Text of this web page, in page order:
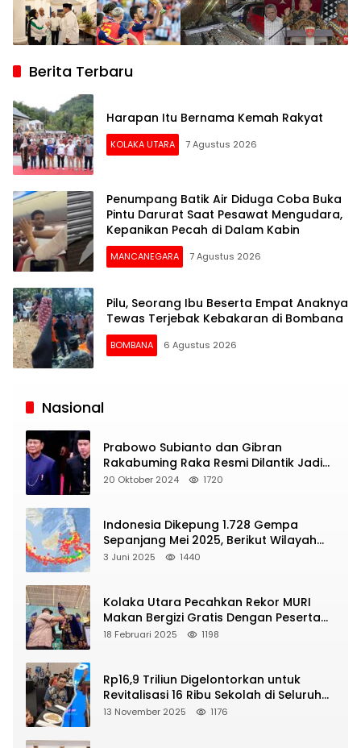
Berita Terbaru
Harapan Itu Bernama Kemah Rakyat
KOLAKA UTARA 7 Agustus 2026
Penumpang Batik Air Diduga Coba Buka
Pintu Darurat Saat Pesawat Mengudara,
Kepanikan Pecah di Dalam Kabin
MANCANEGARA 7 Agustus 2026
Pilu, Seorang Ibu Beserta Empat Anaknya
Tewas Terjebak Kebakaran di Bombana
BOMBANA 6 Agustus 2026
Siaran
Nasional
Prabowo Subianto dan Gibran
Rakabuming Raka Resmi Dilantik Jadi
Presiden dan Wapres RI
20 Oktober 2024 1720
Indonesia Dikepung 1.728 Gempa
Sepanjang Mei 2025, Berikut Wilayah
Yang Intens Diguncang!
3 Juni 2025 1440
Kolaka Utara Pecahkan Rekor MURI
Makan Bergizi Gratis Dengan Peserta
Terbanyak
18 Februari 2025 1198
Rp16,9 Triliun Digelontorkan untuk
Revitalisasi 16 Ribu Sekolah di Seluruh
Indonesia
13 November 2025 1176